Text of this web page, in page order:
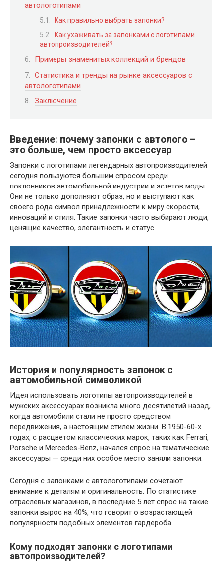
автологотипами
Как правильно выбрать запонки?
Как ухаживать за запонками с логотипами
автопроизводителей?
Примеры знаменитых коллекций и брендов
Статистика и тренды на рынке аксессуаров с
автологотипами
Заключение
Введение: почему запонки с автолого –
это больше, чем просто аксессуар
Запонки с логотипами легендарных автопроизводителей
сегодня пользуются большим спросом среди
поклонников автомобильной индустрии и эстетов моды.
Они не только дополняют образ, но и выступают как
своего рода символ принадлежности к миру скорости,
инноваций и стиля. Такие запонки часто выбирают люди,
ценящие качество, элегантность и статус.
История и популярность запонок с
автомобильной символикой
Идея использовать логотипы автопроизводителей в
мужских аксессуарах возникла много десятилетий назад,
когда автомобили стали не просто средством
передвижения, а настоящим стилем жизни. В 1950-60-х
годах, с расцветом классических марок, таких как Ferrari,
Porsche и Mercedes-Benz, начался спрос на тематические
аксессуары — среди них особое место заняли запонки.
Сегодня с запонками с автологотипами сочетают
внимание к деталям и оригинальность. По статистике
отраслевых магазинов, в последние 5 лет спрос на такие
запонки вырос на 40%, что говорит о возрастающей
популярности подобных элементов гардероба.
Кому подходят запонки с логотипами
автопроизводителей?